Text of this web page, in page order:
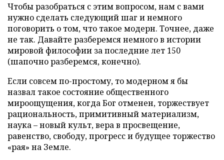
Чтобы разобраться с этим вопросом, нам с вами
нужно сделать следующий шаг и немного
поговорить о том, что такое модерн. Точнее, даже
не так. Давайте разберемся немного в истории
мировой философии за последние лет 150
(шапочно разберемся, конечно).
Если совсем по-простому, то модерном я бы
назвал такое состояние общественного
мироощущения, когда Бог отменен, торжествует
рациональность, примитивный материализм,
наука – новый культ, вера в просвещение,
равенство, свободу, прогресс и будущее торжество
«рая» на Земле.